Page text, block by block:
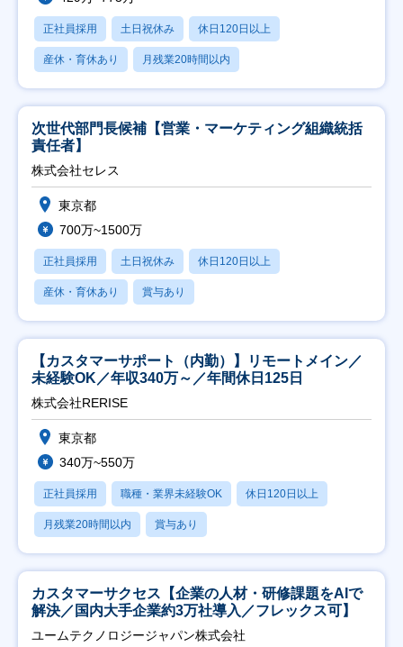
正社員採用 土日祝休み 休日120日以上
産休・育休あり 月残業20時間以内
次世代部門長候補【営業・マーケティング組織統括
責任者】
株式会社セレス
東京都
700万~1500万
正社員採用 土日祝休み 休日120日以上
産休・育休あり 賞与あり
【カスタマーサポート（内勤）】リモートメイン／
未経験OK／年収340万～／年間休日125日
株式会社RERISE
東京都
340万~550万
正社員採用 職種・業界未経験OK 休日120日以上
月残業20時間以内 賞与あり
カスタマーサクセス【企業の人材・研修課題をAIで
解決／国内大手企業約3万社導入／フレックス可】
ユームテクノロジージャパン株式会社